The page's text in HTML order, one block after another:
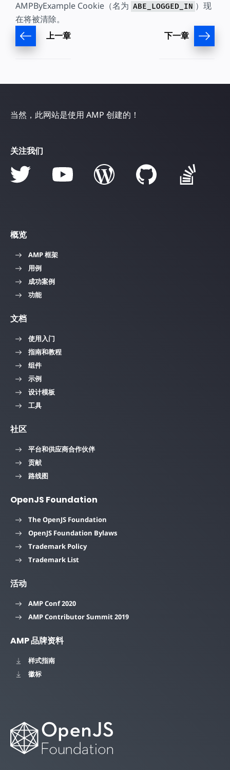
AMPByExample Cookie（名为 ABE_LOGGED_IN ）现
在将被清除。
上一章 下一章
当然，此网站是使用 AMP 创建的！
关注我们
概览
AMP 框架
用例
成功案例
功能
文档
使用入门
指南和教程
组件
示例
设计模板
工具
社区
平台和供应商合作伙伴
贡献
路线图
OpenJS Foundation
The OpenJS Foundation
OpenJS Foundation Bylaws
Trademark Policy
Trademark List
活动
AMP Conf 2020
AMP Contributor Summit 2019
AMP 品牌资料
样式指南
徽标